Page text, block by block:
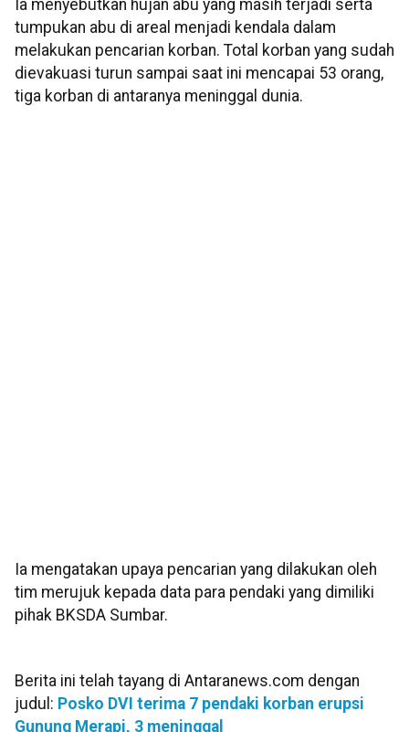
Ia menyebutkan hujan abu yang masih terjadi serta
tumpukan abu di areal menjadi kendala dalam
melakukan pencarian korban. Total korban yang sudah
dievakuasi turun sampai saat ini mencapai 53 orang,
tiga korban di antaranya meninggal dunia.
Ia mengatakan upaya pencarian yang dilakukan oleh
tim merujuk kepada data para pendaki yang dimiliki
pihak BKSDA Sumbar.
Berita ini telah tayang di Antaranews.com dengan
judul: Posko DVI terima 7 pendaki korban erupsi
Gunung Merapi, 3 meninggal